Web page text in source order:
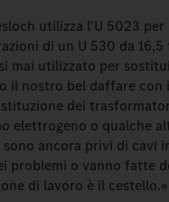
utilizza l'U 5023
di un U 530 da
mai utilizzato per
il nostro bel daffare
dei
elettrogeno o qualche
ancora privi di cavi
problemi o vanno fatte
di lavoro è il cestello.»